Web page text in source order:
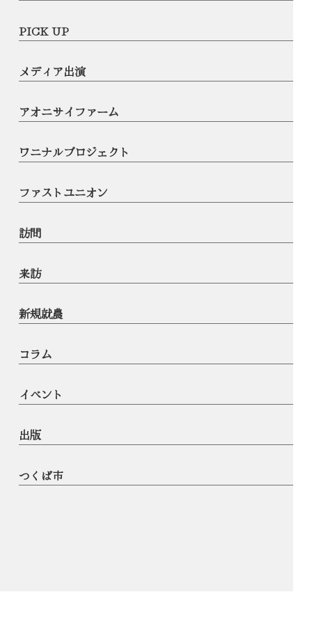
PICK UP
メディア出演
アオニサイファーム
ワニナルプロジェクト
ファストユニオン
訪問
来訪
新規就農
コラム
イベント
出版
つくば市